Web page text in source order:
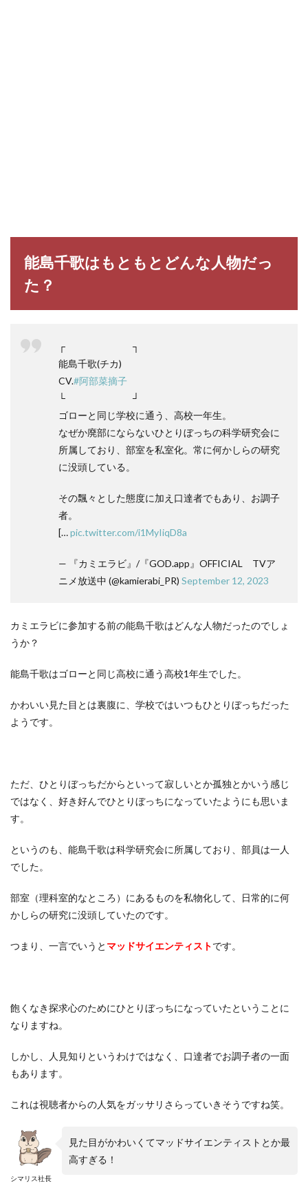
能島千歌はもともとどんな人物だっ
た？
┌ ┐
能島千歌(チカ)
CV.#阿部菜摘子
└ ┘
ゴローと同じ学校に通う、高校一年生。
なぜか廃部にならないひとりぼっちの科学研究会に
所属しており、部室を私室化。常に何かしらの研究
に没頭している。
その飄々とした態度に加え口達者でもあり、お調子
者。
[…pic.twitter.com/i1MyIiqD8a
— 『カミエラビ』/『GOD.app』OFFICIAL TVア
ニメ放送中 (@kamierabi_PR) September 12, 2023
カミエラビに参加する前の能島千歌はどんな人物だったのでしょ
うか？
能島千歌はゴローと同じ高校に通う高校1年生でした。
かわいい見た目とは裏腹に、学校ではいつもひとりぼっちだった
ようです。
ただ、ひとりぼっちだからといって寂しいとか孤独とかいう感じ
ではなく、好き好んでひとりぼっちになっていたようにも思いま
す。
というのも、能島千歌は科学研究会に所属しており、部員は一人
でした。
部室（理科室的なところ）にあるものを私物化して、日常的に何
かしらの研究に没頭していたのです。
つまり、一言でいうと マッドサイエンティストです。
飽くなき探求心のためにひとりぼっちになっていたということに
なりますね。
しかし、人見知りというわけではなく、口達者でお調子者の一面
もあります。
これは視聴者からの人気をガッサリさらっていきそうですね笑。
シマリス社長
見た目がかわいくてマッドサイエンティストとか最
高すぎる！